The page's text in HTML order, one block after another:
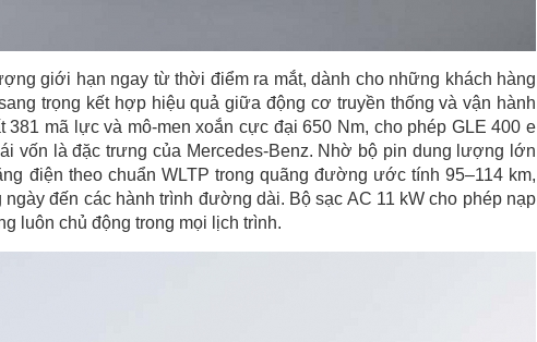
giới hạn ngay từ thời điểm ra mắt, dành cho những khách hàng
trọng kết hợp hiệu quả giữa động cơ truyền thống và vận hành
mã lực và mô-men xoắn cực đại 650 Nm, cho phép GLE 400 e
vốn là đặc trưng của Mercedes-Benz. Nhờ bộ pin dung lượng lớn
điện theo chuẩn WLTP trong quãng đường ước tính 95–114 km,
đến các hành trình đường dài. Bộ sạc AC 11 kW cho phép nạp
luôn chủ động trong mọi lịch trình.